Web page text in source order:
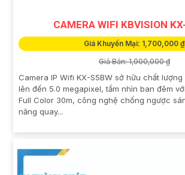
CAMERA WIFI KBVISION
Giá Khuyến Mại: 1,700,000 ₫
Giá Bán: 1,900,000 ₫
Camera IP Wifi KX-S5BW sở hữu chất
lên đến 5.0 megapixel, tầm nhìn ban đêm
Full Color 30m, công nghệ chống ngược
năng quay...